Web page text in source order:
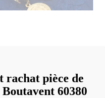
rachat pièce de
60380